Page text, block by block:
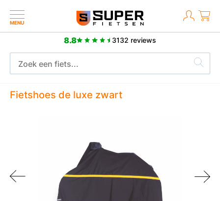
MENU
8.8 3132 reviews
2 jaar fabrieksgarantie
Fietshoes de luxe zwart